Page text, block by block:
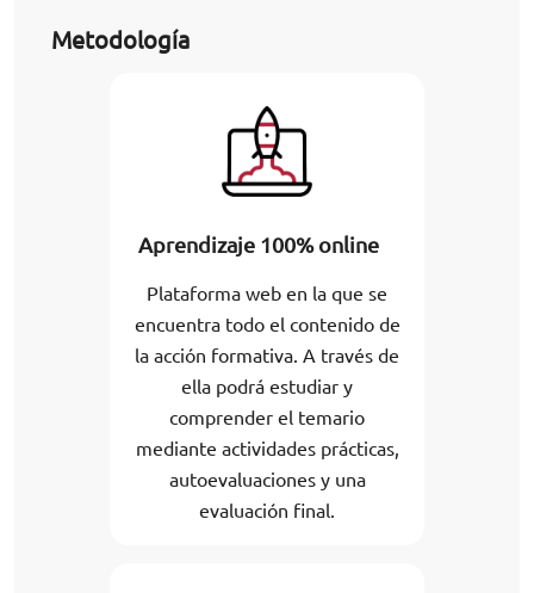
Metodología
Aprendizaje 100% online
Plataforma web en la que se
encuentra todo el contenido de
la acción formativa. A través de
ella podrá estudiar y
comprender el temario
mediante actividades prácticas,
autoevaluaciones y una
evaluación final.